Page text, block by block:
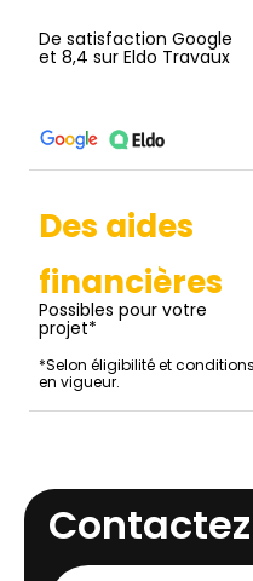
De satisfaction Google
et 8,4 sur Eldo Travaux
Des aides
financières
Possibles pour votre
projet*
*Selon éligibilité et conditions
en vigueur.